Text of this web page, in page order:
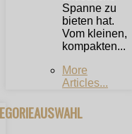
Spanne zu
bieten hat.
Vom kleinen,
kompakten...
More
Articles...